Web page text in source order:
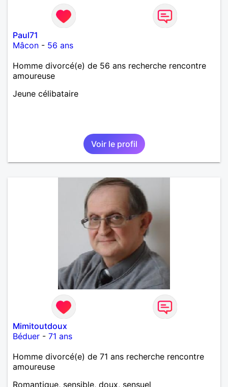
Paul71
Mâcon - 56 ans
Homme divorcé(e) de 56 ans recherche rencontre
amoureuse
Jeune célibataire
Voir le profil
Mimitoutdoux
Béduer - 71 ans
Homme divorcé(e) de 71 ans recherche rencontre
amoureuse
Romantique, sensible, doux, sensuel